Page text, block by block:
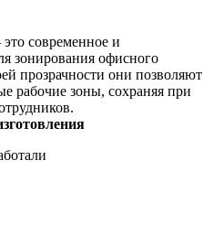
современное и
зонирования офисного
прозрачности они позволяют
рабочие зоны, сохраняя при